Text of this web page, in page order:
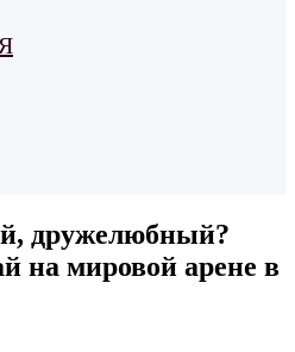
дружелюбный?
на мировой арене в